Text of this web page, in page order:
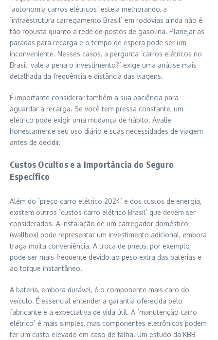
`autonomia carros elétricos` esteja melhorando, a
`infraestrutura carregamento Brasil` em rodovias ainda não é
tão robusta quanto a rede de postos de gasolina. Planejar as
paradas para recarga e o tempo de espera pode ser um
inconveniente. Nesses casos, a pergunta `carros elétricos no
Brasil: vale a pena o investimento?` exige uma análise mais
detalhada da frequência e distância das viagens.
É importante considerar também a sua paciência para
aguardar a recarga. Se você tem pressa constante, um
elétrico pode exigir uma mudança de hábito. Avalie
honestamente seu uso diário e suas necessidades de viagem
antes de decidir.
Custos Ocultos e a Importância do Seguro
Específico
Além do `preço carro elétrico 2024` e dos custos de energia,
existem outros `custos carro elétrico Brasil` que devem ser
considerados. A instalação de um carregador doméstico
(wallbox) pode representar um investimento adicional, embora
traga muita conveniência. A troca de pneus, por exemplo,
pode ser mais frequente devido ao peso extra das baterias e
ao torque instantâneo.
A bateria, embora durável, é o componente mais caro do
veículo. É essencial entender a garantia oferecida pelo
fabricante e a expectativa de vida útil. A `manutenção carro
elétrico` é mais simples, mas componentes eletrônicos podem
ter um custo elevado em caso de falha. Um estudo da KBB